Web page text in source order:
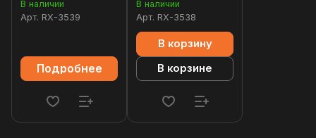
В наличии
Арт. RX-3539
Подробнее
В наличии
Арт. RX-3538
В корзину
В корзине